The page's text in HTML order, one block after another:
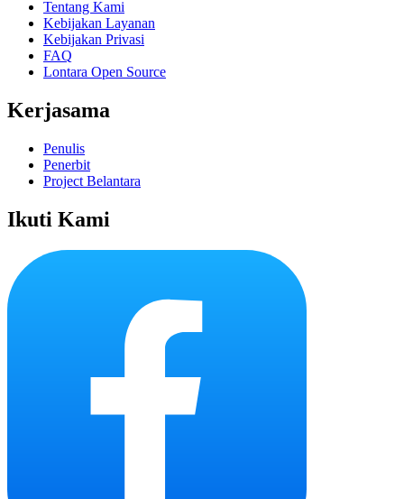
Tentang Kami
Kebijakan Layanan
Kebijakan Privasi
FAQ
Lontara Open Source
Kerjasama
Penulis
Penerbit
Project Belantara
Ikuti Kami